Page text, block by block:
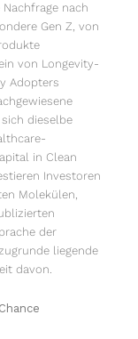
nach
Gen Z, von
von Longevity-
Adopters
dieselbe
in Clean
Investoren
Molekülen,
der
liegende
davon.